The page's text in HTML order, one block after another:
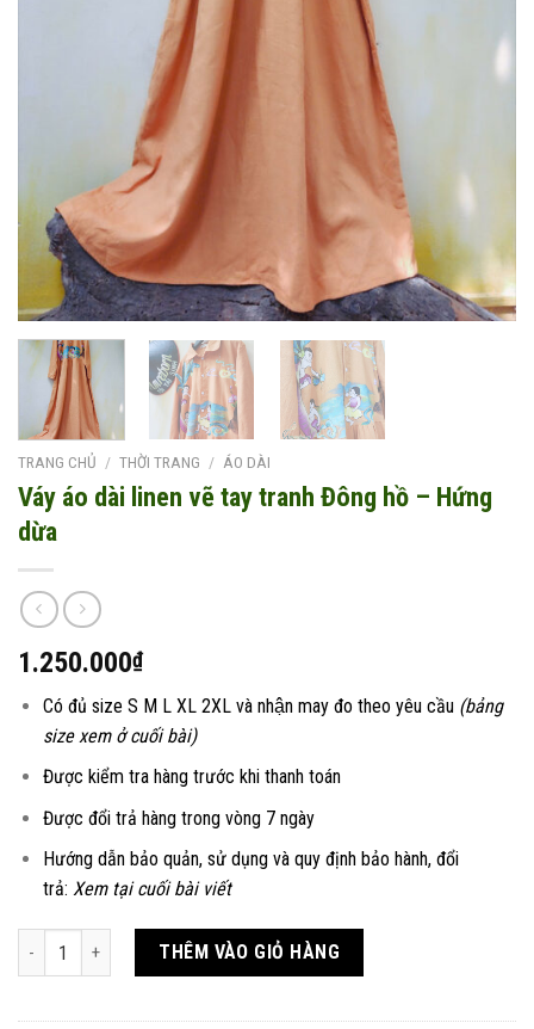
TRANG CHỦ / THỜI TRANG / ÁO DÀI
Váy áo dài linen vẽ tay tranh Đông hồ – Hứng
dừa
1.250.000₫
Có đủ size S M L XL 2XL và nhận may đo theo yêu cầu (bảng
size xem ở cuối bài)
Được kiểm tra hàng trước khi thanh toán
Được đổi trả hàng trong vòng 7 ngày
Hướng dẫn bảo quản, sử dụng và quy định bảo hành, đổi
trả: Xem tại cuối bài viết
Váy áo dài linen vẽ tay tranh Đông hồ - Hứng dừa số lượng
THÊM VÀO GIỎ HÀNG